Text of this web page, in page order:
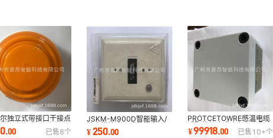
独立式带接口干接点
常闭光电感烟探测器
GD-2690/B
.00 已售8个
JSKM-M900D智能输入/
输出模块嵌入式芯片电子元
件单片机
¥250.00
PROTCETOWRE感温电缆
适配终端盒盛赛尔生产配套
（预付款）
¥99918.00 已售 10+个